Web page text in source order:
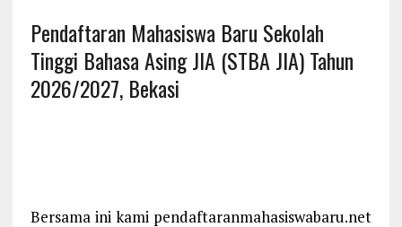
Pendaftaran Mahasiswa Baru Sekolah
Tinggi Bahasa Asing JIA (STBA JIA) Tahun
2026/2027, Bekasi
Bersama ini kami pendaftaranmahasiswabaru.net